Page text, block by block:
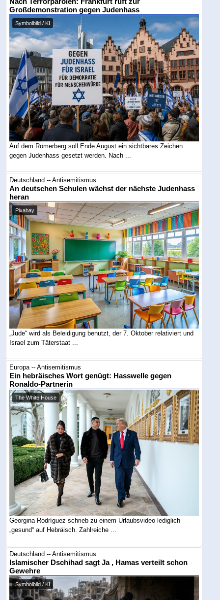
Großdemonstration gegen Judenhass
Symbolbild / KI
Auf dem Römerberg soll Ende August ein sichtbares Zeichen
gegen Judenhass gesetzt werden. Nach ...
Deutschland -- Antisemitismus
An deutschen Schulen wächst der nächste Judenhass
heran
Pixabay
„Jude“ wird als Beleidigung benutzt, der 7. Oktober relativiert und
Israel zum Täterstaat ...
Europa -- Antisemitismus
Ein hebräisches Wort genügt: Hasswelle gegen
Ronaldo-Partnerin
The White House
Georgina Rodríguez schrieb zu einem Urlaubsvideo lediglich
„gesund“ auf Hebräisch. Zahlreiche ...
Deutschland -- Antisemitismus
Islamischer Dschihad sagt Ja , Hamas verteilt schon
Gewehre
Symbolbild / KI